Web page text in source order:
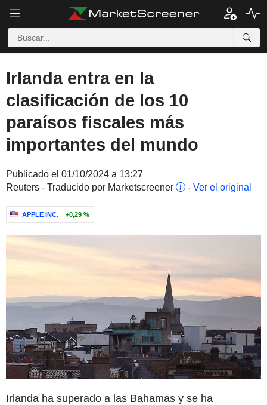
Irlanda entra en la
clasificación de los 10
paraísos fiscales más
importantes del mundo
Publicado el 01/10/2024 a 13:27
Reuters - Traducido por Marketscreener
- Ver el original
APPLE INC. +0,29 %
Irlanda ha superado a las Bahamas y se ha